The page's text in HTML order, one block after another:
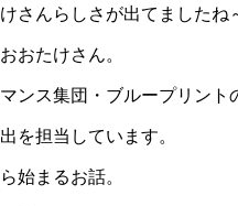
さんらしさが出てましたね
おたけさん。
ンス集団・ブループリント
を担当しています。
始まるお話。